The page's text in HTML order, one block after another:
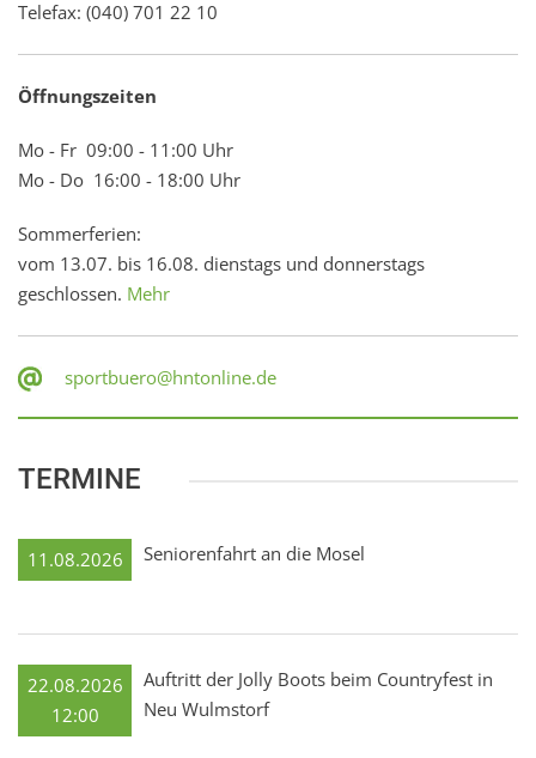
Telefax: (040) 701 22 10
Öffnungszeiten
Mo - Fr 09:00 - 11:00 Uhr
Mo - Do 16:00 - 18:00 Uhr
Sommerferien:
vom 13.07. bis 16.08. dienstags und donnerstags
geschlossen. Mehr
sportbuero@hntonline.de
TERMINE
11.08.2026 Seniorenfahrt an die Mosel
22.08.2026
12:00
Auftritt der Jolly Boots beim Countryfest in
Neu Wulmstorf